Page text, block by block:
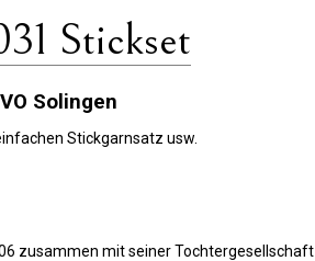
Stickset
Solingen
Stickgarnsatz usw.
zusammen mit seiner Tochtergesellschaft